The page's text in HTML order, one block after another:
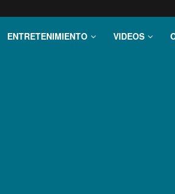
ENTRETENIMIENTO VIDEOS